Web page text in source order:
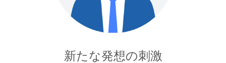
新たな発想の刺激